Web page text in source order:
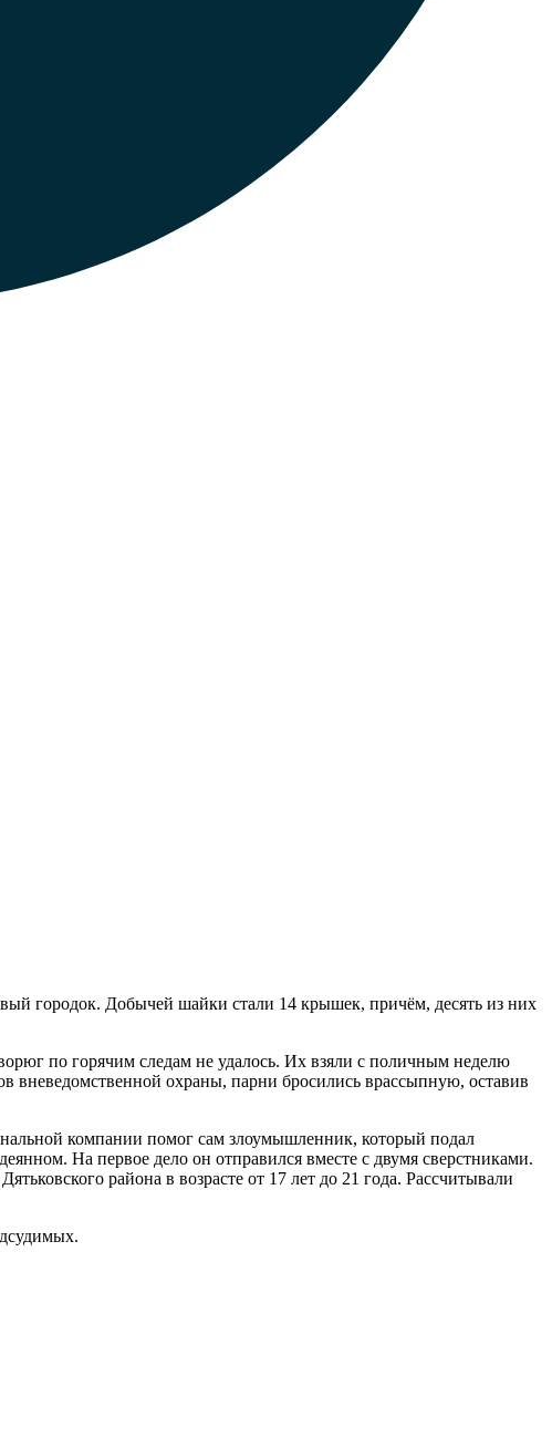
городок. Добычей шайки стали 14 крышек, причём, десять из них
по горячим следам не удалось. Их взяли с поличным неделю
вневедомственной охраны, парни бросились врассыпную, оставив
компании помог сам злоумышленник, который подал
На первое дело он отправился вместе с двумя сверстниками.
района в возрасте от 17 лет до 21 года. Рассчитывали